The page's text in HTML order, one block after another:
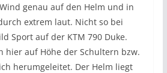
genau auf den Helm und in
extrem laut. Nicht so bei
Sport auf der KTM 790 Duke.
hier auf Höhe der Schultern bzw.
herumgeleitet. Der Helm liegt